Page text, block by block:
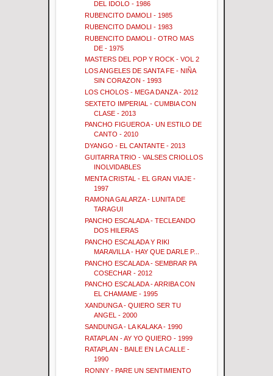
DEL IDOLO - 1986
RUBENCITO DAMOLI - 1985
RUBENCITO DAMOLI - 1983
RUBENCITO DAMOLI - OTRO MAS
DE - 1975
MASTERS DEL POP Y ROCK - VOL 2
LOS ANGELES DE SANTA FE - NIÑA
SIN CORAZON - 1993
LOS CHOLOS - MEGA DANZA - 2012
SEXTETO IMPERIAL - CUMBIA CON
CLASE - 2013
PANCHO FIGUEROA - UN ESTILO DE
CANTO - 2010
DYANGO - EL CANTANTE - 2013
GUITARRA TRIO - VALSES CRIOLLOS
INOLVIDABLES
MENTA CRISTAL - EL GRAN VIAJE -
1997
RAMONA GALARZA - LUNITA DE
TARAGUI
PANCHO ESCALADA - TECLEANDO
DOS HILERAS
PANCHO ESCALADA Y RIKI
MARAVILLA - HAY QUE DARLE P...
PANCHO ESCALADA - SEMBRAR PA
COSECHAR - 2012
PANCHO ESCALADA - ARRIBA CON
EL CHAMAME - 1995
XANDUNGA - QUIERO SER TU
ANGEL - 2000
SANDUNGA - LA KALAKA - 1990
RATAPLAN - AY YO QUIERO - 1999
RATAPLAN - BAILE EN LA CALLE -
1990
RONNY - PARE UN SENTIMIENTO